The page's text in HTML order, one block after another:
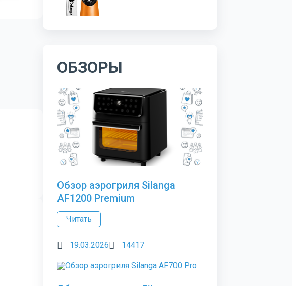
ОБЗОРЫ
Обзор аэрогриля Silanga
AF1200 Premium
Читать
19.03.2026 14417